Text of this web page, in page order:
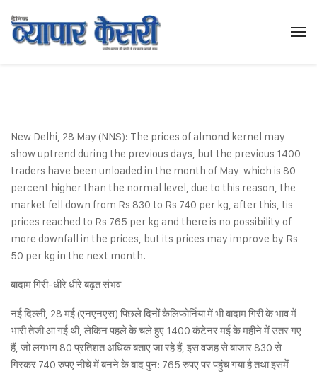
New Delhi, 28 May (NNS): The prices of almond kernel may
show uptrend during the previous days, but the previous 1400
traders have been unloaded in the month of May which is 80
percent higher than the normal level, due to this reason, the
market fell down from Rs 830 to Rs 740 per kg, after this, tis
prices reached to Rs 765 per kg and there is no possibility of
more downfall in the prices, but its prices may improve by Rs
50 per kg in the next month.
बादाम गिरी-धीरे धीरे बढ़त संभव
नई दिल्ली, 28 मई (एनएनएस) पिछले दिनों कैलिफोर्निया में भी बादाम गिरी के भाव में
भारी तेजी आ गई थी, लेकिन पहले के चले हुए 1400 कंटेनर मई के महीने में उतर गए
हैं, जो लगभग 80 प्रतिशत अधिक बताए जा रहे हैं, इस वजह से बाजार 830 से
गिरकर 740 रुपए नीचे में बनने के बाद पुन: 765 रुपए पर पहुंच गया है तथा इसमें